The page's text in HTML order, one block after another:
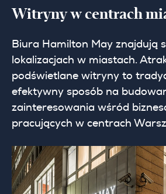
Witryny w centrach
Biura Hamilton May znajdują
lokalizacjach w miastach.
podświetlane witryny to
efektywny sposób na
zainteresowania wśród
pracujących w centrach